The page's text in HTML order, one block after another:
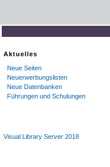
Aktuelles
Neue Seiten
Neuerwerbungslisten
Neue Datenbanken
Führungen und Schulungen
Visual Library Server 2018